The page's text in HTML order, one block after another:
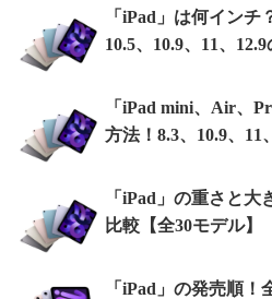
「iPad」は何インチ
10.5、10.9、11、
「iPad mini、Air、
方法！8.3、10.9、11
「iPad」の重さと
比較【全30モデル】
「iPad」の発売順